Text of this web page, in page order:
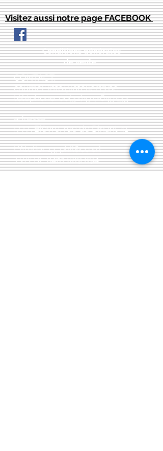
Visitez aussi notre page FACEBOOK
Conditions générales
de vente::
CONTACT:
courriel:info@latelier13.be
téléphone:00(32)474-649433
adresse:
5555 Bièvre, rue de Dinant 41
L'Atelier 13, phil&co srl
TVA: BE0461 089 894